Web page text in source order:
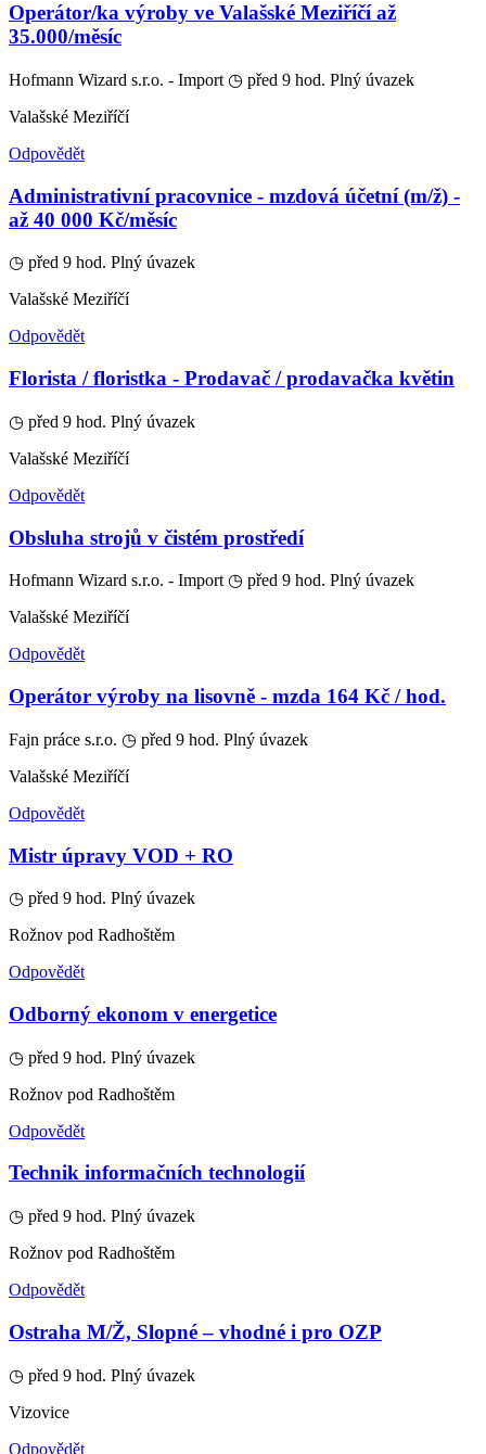
Operátor/ka výroby ve Valašské Meziříčí až
35.000/měsíc
Hofmann Wizard s.r.o. - Import ◷ před 9 hod. Plný úvazek
Valašské Meziříčí
Odpovědět
Administrativní pracovnice - mzdová účetní (m/ž) -
až 40 000 Kč/měsíc
◷ před 9 hod. Plný úvazek
Valašské Meziříčí
Odpovědět
Florista / floristka - Prodavač / prodavačka květin
◷ před 9 hod. Plný úvazek
Valašské Meziříčí
Odpovědět
Obsluha strojů v čistém prostředí
Hofmann Wizard s.r.o. - Import ◷ před 9 hod. Plný úvazek
Valašské Meziříčí
Odpovědět
Operátor výroby na lisovně - mzda 164 Kč / hod.
Fajn práce s.r.o. ◷ před 9 hod. Plný úvazek
Valašské Meziříčí
Odpovědět
Mistr úpravy VOD + RO
◷ před 9 hod. Plný úvazek
Rožnov pod Radhoštěm
Odpovědět
Odborný ekonom v energetice
◷ před 9 hod. Plný úvazek
Rožnov pod Radhoštěm
Odpovědět
Technik informačních technologií
◷ před 9 hod. Plný úvazek
Rožnov pod Radhoštěm
Odpovědět
Ostraha M/Ž, Slopné – vhodné i pro OZP
◷ před 9 hod. Plný úvazek
Vizovice
Odpovědět